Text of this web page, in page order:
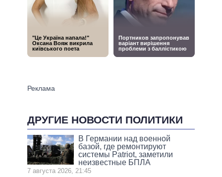
ДРУГИЕ НОВОСТИ ПОЛИТИКИ
В Германии над военной
базой, где ремонтируют
системы Patriot, заметили
неизвестные БПЛА
7 августа 2026, 21:45